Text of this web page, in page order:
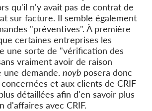
qu'il n'y avait pas de contrat de
sur facture. Il semble également
"préventives". À première
certaines entreprises les
une sorte de "vérification des
vraiment avoir de raison
une demande. noyb posera donc
et aux clients de CRIF
détaillées afin d'en savoir plus
d'affaires avec CRIF.